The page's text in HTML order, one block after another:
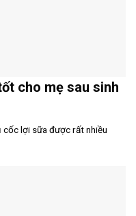
cho mẹ sau sinh
cốc lợi sữa được rất nhiều